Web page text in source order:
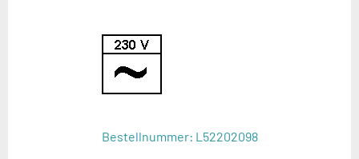
Bestellnummer: L52202098